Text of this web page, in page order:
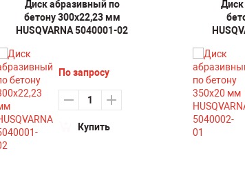
Диск абразивный по
бетону 300х22,23 мм
HUSQVARNA 5040001-02
По запросу
Купить